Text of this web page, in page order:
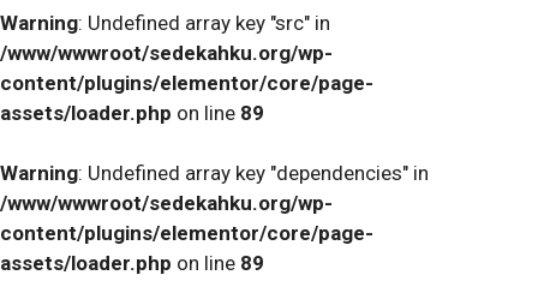
Warning: Undefined array key "src" in
/www/wwwroot/sedekahku.org/wp-
content/plugins/elementor/core/page-
assets/loader.php on line 89
Warning: Undefined array key "dependencies" in
/www/wwwroot/sedekahku.org/wp-
content/plugins/elementor/core/page-
assets/loader.php on line 89